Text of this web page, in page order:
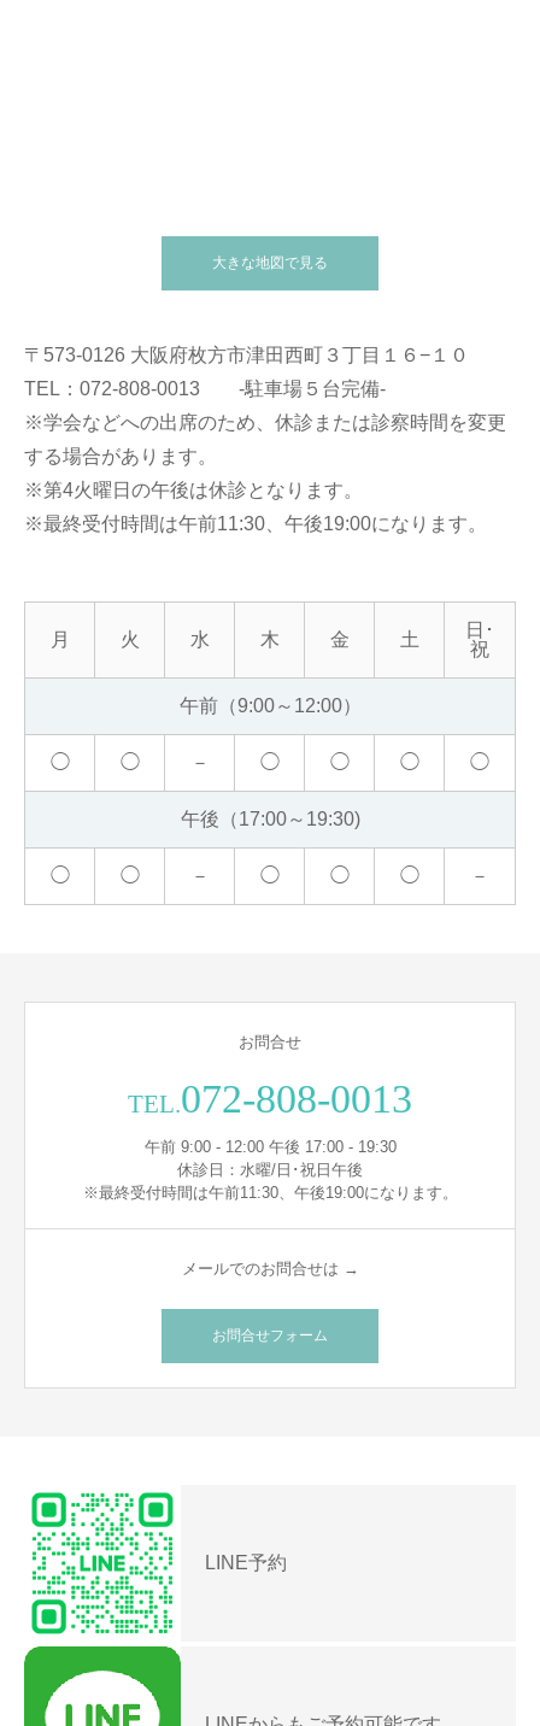
大きな地図で見る
〒573-0126 大阪府枚方市津田西町３丁目１６−１０
TEL：072-808-0013 -駐車場５台完備-
※学会などへの出席のため、休診または診察時間を変更
する場合があります。
※第4火曜日の午後は休診となります。
※最終受付時間は午前11:30、午後19:00になります。
月 火 水 木 金 土
日･
祝
午前（9:00～12:00）
◯ ◯ － ◯ ◯ ◯ ◯
午後（17:00～19:30)
◯ ◯ － ◯ ◯ ◯ －
お問合せ
TEL.072-808-0013
午前 9:00 - 12:00 午後 17:00 - 19:30
休診日：水曜/日･祝日午後
※最終受付時間は午前11:30、午後19:00になります。
メールでのお問合せは →
お問合せフォーム
LINE予約